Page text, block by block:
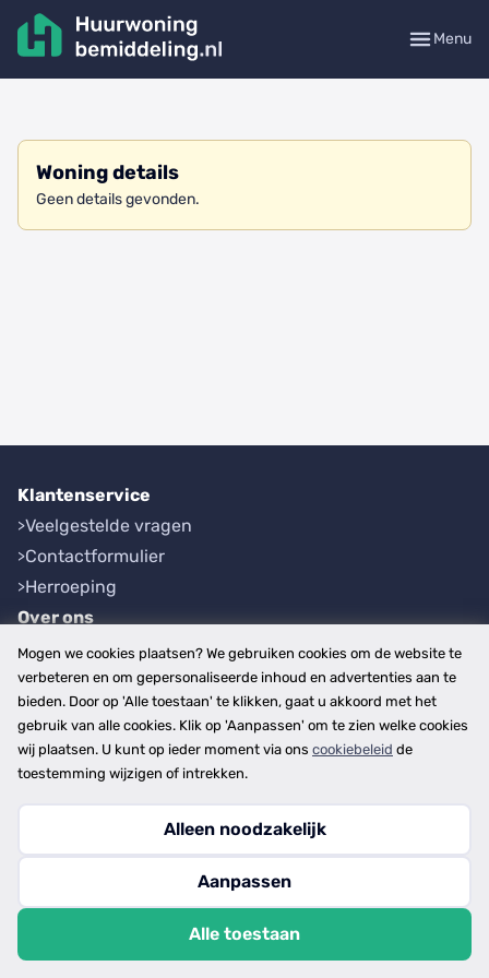
Menu
Woning details
Geen details gevonden.
Klantenservice
Veelgestelde vragen
Contactformulier
Herroeping
Over ons
Bedrijfsgegevens
Werkwijze
Overzichten
Plaatsen
Provincies
Copyright © 2026
privacy- en cookiebeleid
Mogen we cookies plaatsen? We gebruiken cookies om de website te
verbeteren en om gepersonaliseerde inhoud en advertenties aan te
bieden. Door op 'Alle toestaan' te klikken, gaat u akkoord met het
gebruik van alle cookies. Klik op 'Aanpassen' om te zien welke cookies
wij plaatsen. U kunt op ieder moment via ons cookiebeleid de
toestemming wijzigen of intrekken.
Alleen noodzakelijk
Aanpassen
Alle toestaan